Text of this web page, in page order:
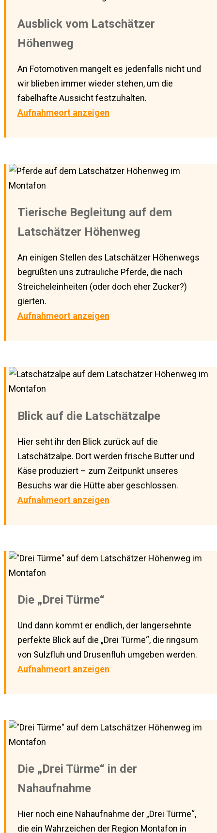
Ausblick vom Latschätzer
Höhenweg
An Fotomotiven mangelt es jedenfalls nicht und
wir blieben immer wieder stehen, um die
fabelhafte Aussicht festzuhalten.
Aufnahmeort anzeigen
Tierische Begleitung auf dem
Latschätzer Höhenweg
An einigen Stellen des Latschätzer Höhenwegs
begrüßten uns zutrauliche Pferde, die nach
Streicheleinheiten (oder doch eher Zucker?)
gierten.
Aufnahmeort anzeigen
Blick auf die Latschätzalpe
Hier seht ihr den Blick zurück auf die
Latschätzalpe. Dort werden frische Butter und
Käse produziert – zum Zeitpunkt unseres
Besuchs war die Hütte aber geschlossen.
Aufnahmeort anzeigen
Die „Drei Türme“
Und dann kommt er endlich, der langersehnte
perfekte Blick auf die „Drei Türme“, die ringsum
von Sulzfluh und Drusenfluh umgeben werden.
Aufnahmeort anzeigen
Die „Drei Türme“ in der
Nahaufnahme
Hier noch eine Nahaufnahme der „Drei Türme“,
die ein Wahrzeichen der Region Montafon in